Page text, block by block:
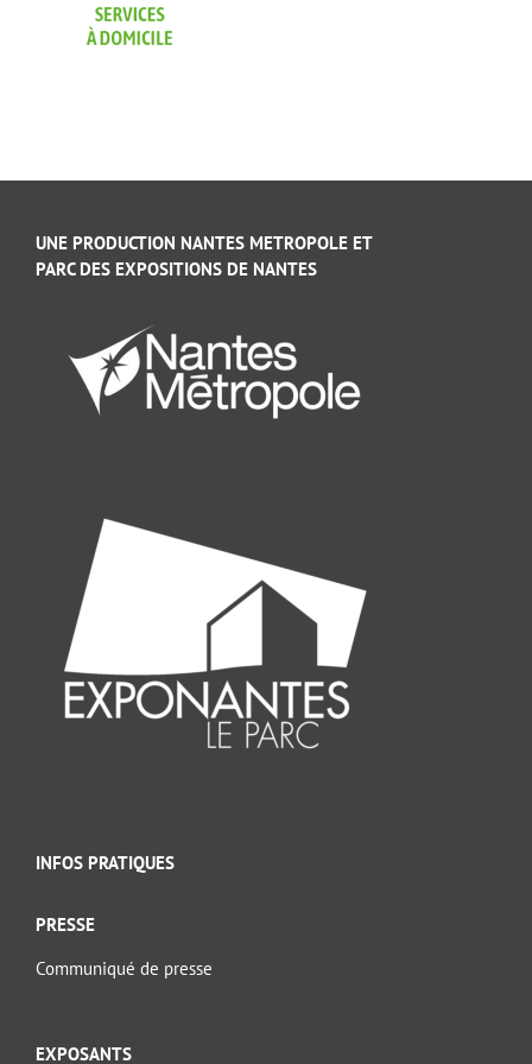
UNE PRODUCTION NANTES METROPOLE ET
PARC DES EXPOSITIONS DE NANTES
INFOS PRATIQUES
PRESSE
Communiqué de presse
EXPOSANTS